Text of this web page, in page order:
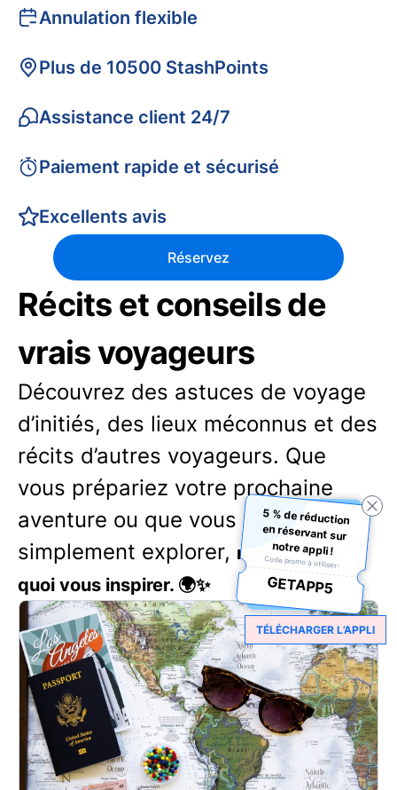
Annulation flexible
Plus de 10500 StashPoints
Assistance client 24/7
Paiement rapide et sécurisé
Excellents avis
Réservez
Récits et conseils de
vrais voyageurs
Découvrez des astuces de voyage
d’initiés, des lieux méconnus et des
récits d’autres voyageurs. Que
vous prépariez votre prochaine
aventure ou que vous aimiez
simplement explorer, notre blog a de
quoi vous inspirer. 🌍✨
5 % de réduction
en réservant sur
notre appli !
Code promo à utiliser :
GETAPP5
TÉLÉCHARGER L’APPLI